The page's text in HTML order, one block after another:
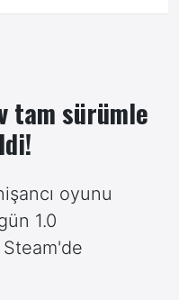
tam sürümle
oyunu
1.0